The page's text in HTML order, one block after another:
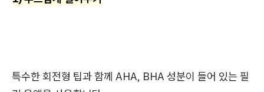
특수한 회전형 팁과 함께 AHA, BHA 성분이 들어 있는 필